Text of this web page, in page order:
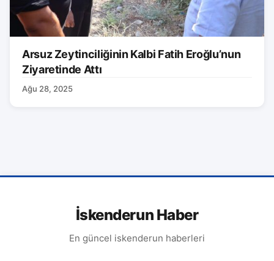
Arsuz Zeytinciliğinin Kalbi Fatih Eroğlu’nun
Ziyaretinde Attı
Ağu 28, 2025
İskenderun Haber
En güncel iskenderun haberleri